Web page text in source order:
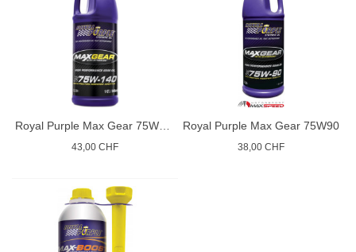
Royal Purple Max Gear 75W140
43,00 CHF
Royal Purple Max Gear 75W90
38,00 CHF